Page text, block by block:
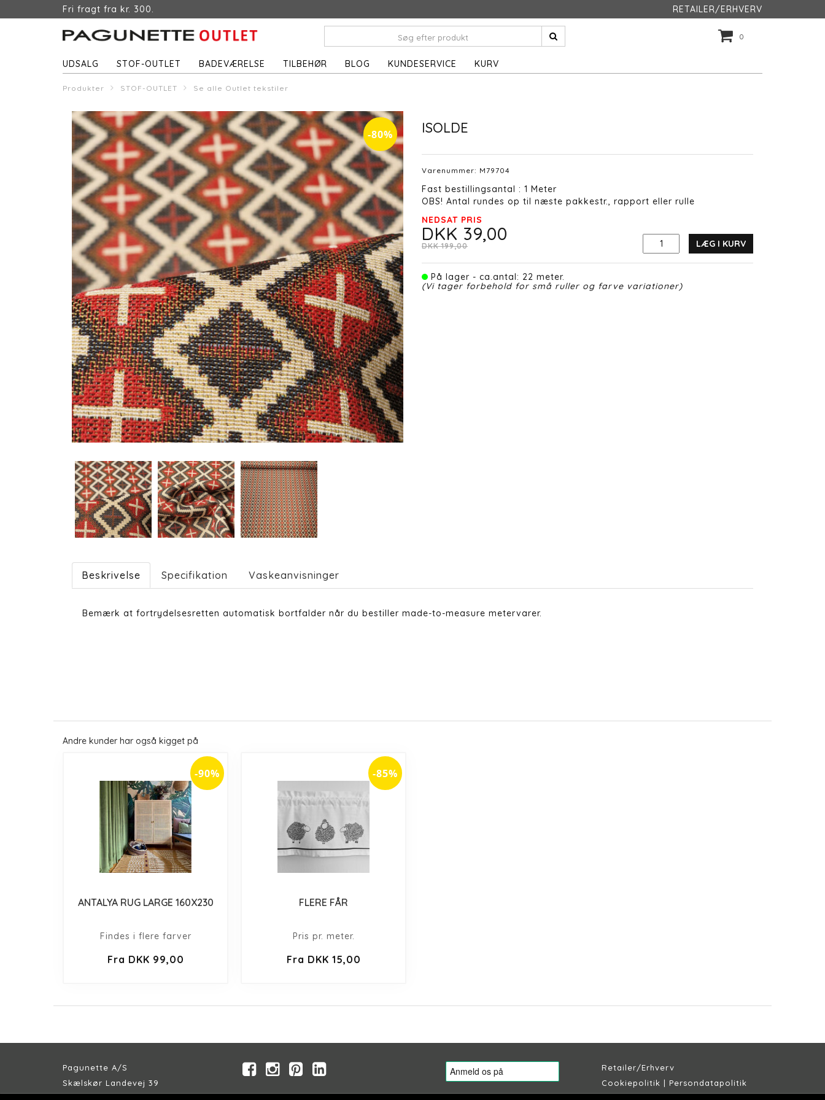
Fri fragt fra kr. 300. RETAILER/ERHVERV
0
UDSALG STOF-OUTLET BADEVÆRELSE TILBEHØR BLOG KUNDESERVICE KURV
Produkter STOF-OUTLET Se alle Outlet tekstiler
-80% ISOLDE
Varenummer: M79704
Fast bestillingsantal : 1 Meter
OBS! Antal rundes op til næste pakkestr., rapport eller rulle
NEDSAT PRIS
DKK 39,00
DKK 199,00 LÆG I KURV
På lager - ca.antal: 22 meter.
(Vi tager forbehold for små ruller og farve variationer)
Beskrivelse Specifikation Vaskeanvisninger
Bemærk at fortrydelsesretten automatisk bortfalder når du bestiller made-to-measure metervarer.
Andre kunder har også kigget på
-90%
ANTALYA RUG LARGE 160X230
Findes i flere farver
Fra DKK 99,00
-85%
FLERE FÅR
Pris pr. meter.
Fra DKK 15,00
Pagunette A/S
Skælskør Landevej 39
Retailer/Erhverv
Cookiepolitik | Persondatapolitik